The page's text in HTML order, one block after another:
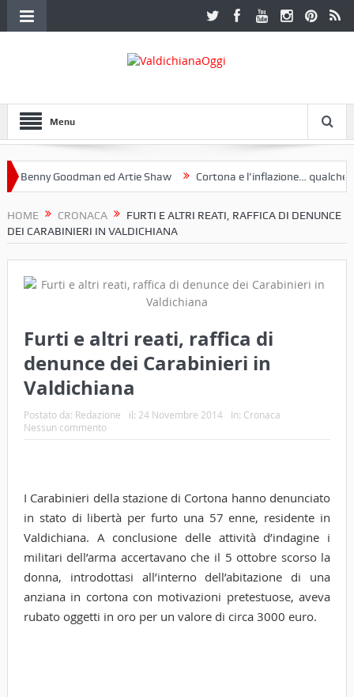
Menu
Goodman ed Artie Shaw Cortona e l’inflazione… qualche
HOME CRONACA
FURTI E ALTRI REATI, RAFFICA DI DENUNCE
DEI CARABINIERI IN VALDICHIANA
Furti e altri reati, raffica di
denunce dei Carabinieri in
Valdichiana
Postato da: Redazione il: 24 Novembre 2014 In: Cronaca
Nessun commento
I Carabinieri della stazione di Cortona hanno denunciato
in stato di libertà per furto una 57 enne, residente in
Valdichiana. A conclusione delle attività d’indagine i
militari dell’arma accertavano che il 5 ottobre scorso la
donna, introdottasi all’interno dell’abitazione di una
anziana in cortona con motivazioni pretestuose, aveva
rubato oggetti in oro per un valore di circa 3000 euro.